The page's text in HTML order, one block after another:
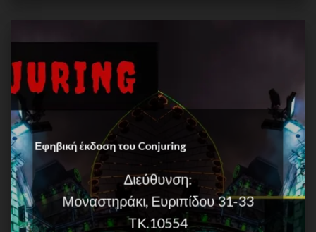
Εφηβική έκδοση του Conjuring
Διεύθυνση:
Μοναστηράκι, Ευριπίδου 31-33
TK.10554